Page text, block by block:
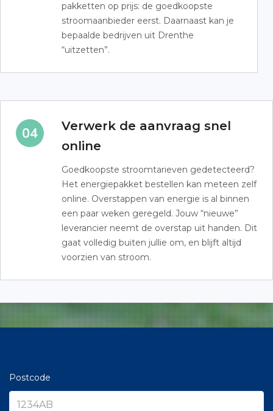
pakketten op prijs: de goedkoopste
stroomaanbieder eerst. Daarnaast kan je
bepaalde bedrijven uit Drenthe
“uitzetten”.
Verwerk de aanvraag snel
online
Goedkoopste stroomtarieven gedetecteerd?
Het energiepakket bestellen kan meteen zelf
online. Overstappen van energie is al binnen
een paar weken geregeld. Jouw “nieuwe”
leverancier neemt de overstap uit handen. Dit
gaat volledig buiten jullie om, en blijft altijd
voorzien van stroom.
Postcode